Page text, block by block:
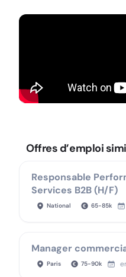
Offres d’emploi
Responsable
Services B2B (H/F)
National 65-85k
Manager
Paris 75-90k